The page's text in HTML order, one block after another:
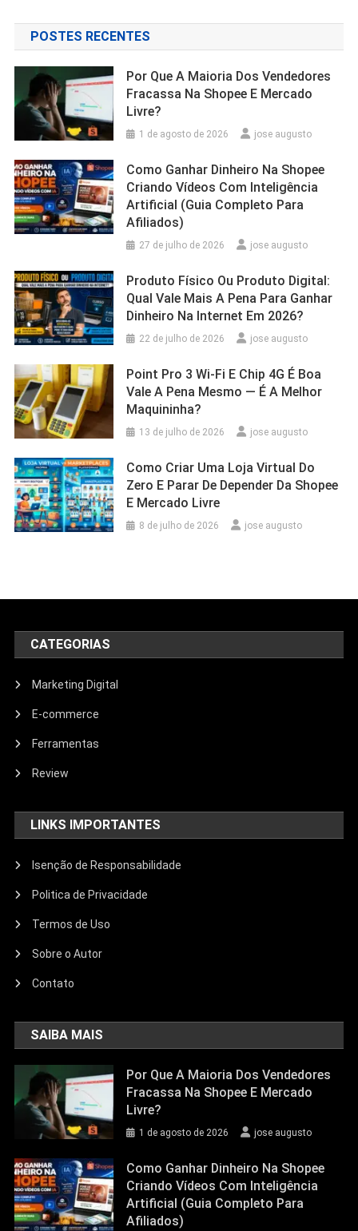
POSTES RECENTES
Por Que A Maioria Dos Vendedores
Fracassa Na Shopee E Mercado
Livre?
1 de agosto de 2026 jose augusto
Como Ganhar Dinheiro Na Shopee
Criando Vídeos Com Inteligência
Artificial (Guia Completo Para
Afiliados)
27 de julho de 2026 jose augusto
Produto Físico Ou Produto Digital:
Qual Vale Mais A Pena Para Ganhar
Dinheiro Na Internet Em 2026?
22 de julho de 2026 jose augusto
Point Pro 3 Wi‑Fi E Chip 4G É Boa
Vale A Pena Mesmo — É A Melhor
Maquininha?
13 de julho de 2026 jose augusto
Como Criar Uma Loja Virtual Do
Zero E Parar De Depender Da Shopee
E Mercado Livre
8 de julho de 2026 jose augusto
CATEGORIAS
Marketing Digital
E-commerce
Ferramentas
Review
LINKS IMPORTANTES
Isenção de Responsabilidade
Politica de Privacidade
Termos de Uso
Sobre o Autor
Contato
SAIBA MAIS
Por Que A Maioria Dos Vendedores
Fracassa Na Shopee E Mercado
Livre?
1 de agosto de 2026 jose augusto
Como Ganhar Dinheiro Na Shopee
Criando Vídeos Com Inteligência
Artificial (Guia Completo Para
Afiliados)